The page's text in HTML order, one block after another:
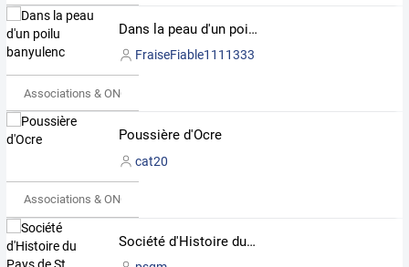
Dans la peau d'un poilu banyulenc
FraiseFiable1111333
Associations & ONG
Poussière d'Ocre
cat20
Associations & ONG
Société d'Histoire du Pays de St Genest Malifaux